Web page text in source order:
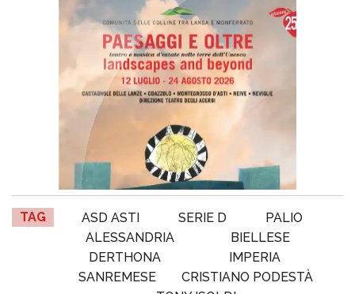
TAG ASD ASTI SERIE D
PALIO
ALESSANDRIA
BIELLESE
DERTHONA
IMPERIA
SANREMESE
CRISTIANO PODESTÀ